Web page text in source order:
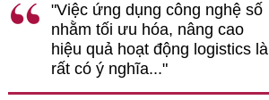
"Việc ứng dụng công nghệ số
nhằm tối ưu hóa, nâng cao
hiệu quả hoạt động logistics là
rất có ý nghĩa..."